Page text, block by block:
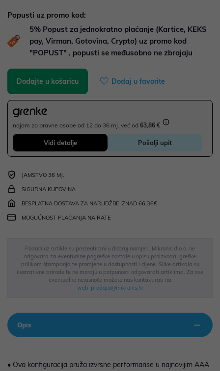
Popusti uz promo kod:
5% Popust za jednokratno plaćanje (Kartice, KEKS
pay, Virman, Gotovina, Crypto) uz promo kod
"POPUST" , popusti se međusobno ne zbrajaju
Dodajte u košaricu Dodaj u favorite
najam za pravne osobe od 12 do 36 mj. već od 63,86 €
Vidi detalje Pošalji upit
JAMSTVO 36 MJ.
SIGURNA KUPOVINA
BESPLATNA DOSTAVA ZA NARUDŽBE IZNAD 66,36€
MOGUĆNOST PLAĆANJA NA RATE
Podaci uz artikle su prezentirani u dobroj namjeri. Mikronis d.o.o. ne
odgovara za eventualne pogreške nastale u opisu proizvoda, greške
prilikom štampanja te promjene u dostupnosti i cijene. Slike artikala su
ilustrativne prirode te ne moraju u potpunosti odgovarati artiklima. Za sve
eventualne nejasnoće možete nas kontaktirati na
web-prodaja@mikronis.hr
Opis
• Ova konfiguracija pruža izvrsne performanse u najnovijim AAA